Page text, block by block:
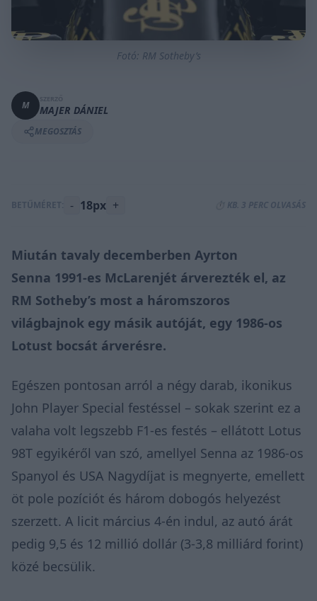
Fotó: RM Sotheby’s
M MAJER DÁNIEL
MEGOSZTÁS
BETŰMÉRET: - 18px + ⏱️ KB. 3 PERC OLVASÁS
Miután tavaly decemberben Ayrton
Senna 1991-es McLarenjét árverezték el, az
RM Sotheby’s most a háromszoros
világbajnok egy másik autóját, egy 1986-os
Lotust bocsát árverésre.
Egészen pontosan arról a négy darab, ikonikus
John Player Special festéssel – sokak szerint ez a
valaha volt legszebb F1-es festés – ellátott Lotus
98T egyikéről van szó, amellyel Senna az 1986-os
Spanyol és USA Nagydíjat is megnyerte, emellett
öt pole pozíciót és három dobogós helyezést
szerzett. A licit március 4-én indul, az autó árát
pedig 9,5 és 12 millió dollár (3-3,8 milliárd forint)
közé becsülik.